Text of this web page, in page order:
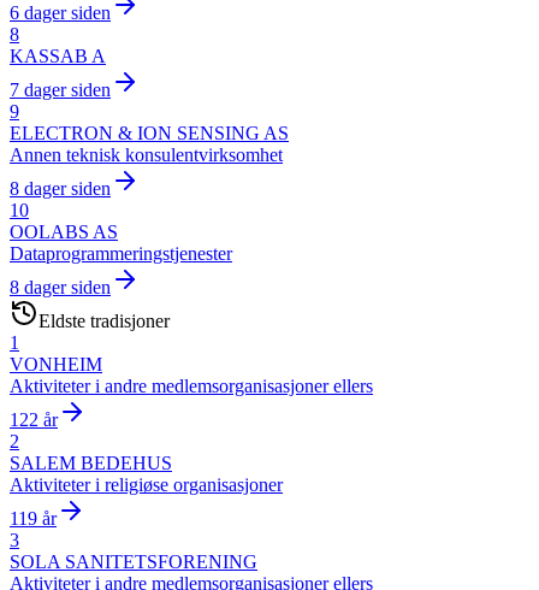
6 dager siden
8
KASSAB A
7 dager siden
9
ELECTRON & ION SENSING AS
Annen teknisk konsulentvirksomhet
8 dager siden
10
OOLABS AS
Dataprogrammeringstjenester
8 dager siden
Eldste tradisjoner
1
VONHEIM
Aktiviteter i andre medlemsorganisasjoner ellers
122 år
2
SALEM BEDEHUS
Aktiviteter i religiøse organisasjoner
119 år
3
SOLA SANITETSFORENING
Aktiviteter i andre medlemsorganisasjoner ellers